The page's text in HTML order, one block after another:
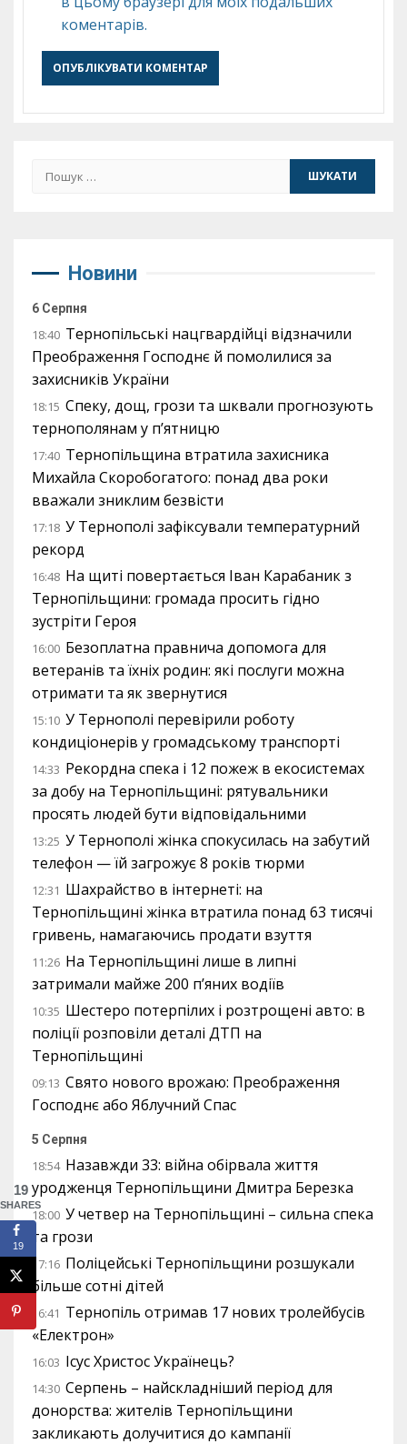
коментарів.
Пошук:
Новини
6 Серпня
18:40 Тернопільські нацгвардійці відзначили
Преображення Господнє й помолилися за
захисників України
18:15 Спеку, дощ, грози та шквали прогнозують
тернополянам у п’ятницю
17:40 Тернопільщина втратила захисника
Михайла Скоробогатого: понад два роки
вважали зниклим безвісти
17:18 У Тернополі зафіксували температурний
рекорд
16:48 На щиті повертається Іван Карабаник з
Тернопільщини: громада просить гідно
зустріти Героя
16:00 Безоплатна правнича допомога для
ветеранів та їхніх родин: які послуги можна
отримати та як звернутися
15:10 У Тернополі перевірили роботу
кондиціонерів у громадському транспорті
14:33 Рекордна спека і 12 пожеж в екосистемах
за добу на Тернопільщині: рятувальники
просять людей бути відповідальними
13:25 У Тернополі жінка спокусилась на забутий
телефон — їй загрожує 8 років тюрми
12:31 Шахрайство в інтернеті: на
Тернопільщині жінка втратила понад 63 тисячі
гривень, намагаючись продати взуття
11:26 На Тернопільщині лише в липні
затримали майже 200 п’яних водіїв
10:35 Шестеро потерпілих і розтрощені авто: в
поліції розповіли деталі ДТП на
Тернопільщині
09:13 Свято нового врожаю: Преображення
Господнє або Яблучний Спас
5 Серпня
18:54 Назавжди 33: війна обірвала життя
уродженця Тернопільщини Дмитра Березка
18:00 У четвер на Тернопільщині – сильна спека
та грози
17:16 Поліцейські Тернопільщини розшукали
більше сотні дітей
16:41 Тернопіль отримав 17 нових тролейбусів
«Електрон»
16:03 Ісус Христос Українець?
14:30 Серпень – найскладніший період для
донорства: жителів Тернопільщини
закликають долучитися до кампанії
19
SHARES
19